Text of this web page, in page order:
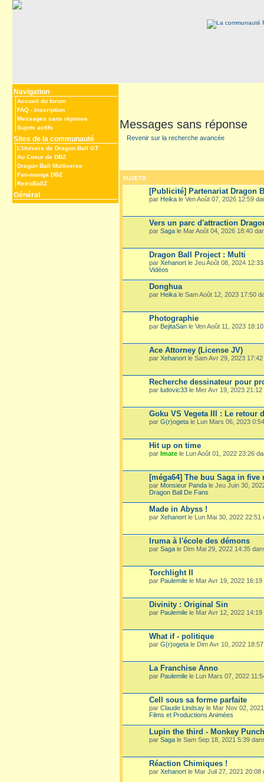
Navigation
Accueil du forum
FAQ - Inscription
Messages sans réponse
Sujets actifs
Sites de la communauté
L’Univers de Dragon Ball GT
Au Coeur de DBZ
Dragon Ball Multiverse
Fan-manga DBZ
RetroBallZ
Général
Messages sans réponse
Revenir sur la recherche avancée
SUJETS
[Publicité] Partenariat Dragon
par Heika le Ven Août 07, 2026 12:59
Vers un parc d'attraction
par Saga le Mar Août 04, 2026 18:40
Dragon Ball Project : Multi
par Xehanort le Jeu Août 08, 2024
Vidéos
Donghua
par Heika le Sam Août 12, 2023 17:50
Photographie
par BejitaSan le Ven Août 11, 2023
Ace Attorney (License JV)
par Xehanort le Sam Avr 29, 2023
Recherche dessinateur pour
par ludovic33 le Mer Avr 19, 2023
Goku VS Vegeta III : Le retour
par G(r)ogeta le Lun Mars 06, 2023
Hit up on time
par Imate le Lun Août 01, 2022 23:26
[méga64] The buu Saga in five
par Monsieur Panda le Jeu Juin 30,
Dragon Ball De Fans
Made in Abyss !
par Xehanort le Lun Mai 30, 2022 22:51
Iruma à l'école des démons
par Saga le Dim Mai 29, 2022 14:35
Torchlight II
par Paulemile le Mar Avr 19, 2022
Divinity : Original Sin
par Paulemile le Mar Avr 12, 2022
What if - politique
par G(r)ogeta le Dim Avr 10, 2022
La Franchise Anno
par Paulemile le Lun Mars 07, 2022
Cell sous sa forme parfaite
par Claude Lindsay le Mar Nov 02,
Films et Productions Animées
Lupin the third - Monkey Punch
par Saga le Sam Sep 18, 2021 5:39
Réaction Chimiques !
par Xehanort le Mar Juil 27, 2021